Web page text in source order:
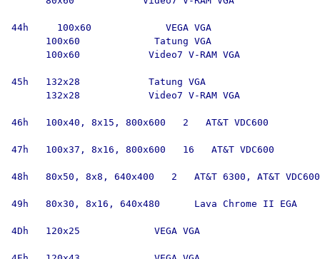
44h     100x60             VEGA VGA
      100x60             Tatung VGA
      100x60            Video7 V-RAM VGA
45h   132x28            Tatung VGA
      132x28            Video7 V-RAM VGA
46h   100x40, 8x15, 800x600   2   AT&T VDC600
47h   100x37, 8x16, 800x600   16   AT&T VDC600
48h   80x50, 8x8, 640x400   2   AT&T 6300, AT&T VDC600
49h   80x30, 8x16, 640x480      Lava Chrome II EGA
4Dh   120x25             VEGA VGA